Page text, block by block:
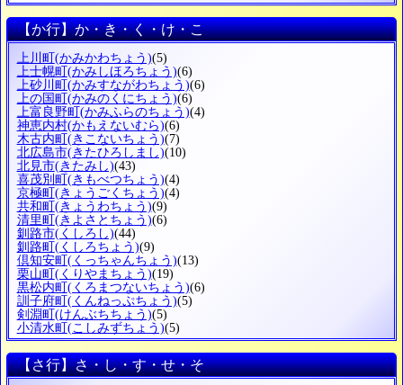
【か行】か・き・く・け・こ
上川町(かみかわちょう)(5)
上士幌町(かみしほろちょう)(6)
上砂川町(かみすながわちょう)(6)
上の国町(かみのくにちょう)(6)
上富良野町(かみふらのちょう)(4)
神恵内村(かもえないむら)(6)
木古内町(きこないちょう)(7)
北広島市(きたひろしまし)(10)
北見市(きたみし)(43)
喜茂別町(きもべつちょう)(4)
京極町(きょうごくちょう)(4)
共和町(きょうわちょう)(9)
清里町(きよさとちょう)(6)
釧路市(くしろし)(44)
釧路町(くしろちょう)(9)
倶知安町(くっちゃんちょう)(13)
栗山町(くりやまちょう)(19)
黒松内町(くろまつないちょう)(6)
訓子府町(くんねっぷちょう)(5)
剣淵町(けんぶちちょう)(5)
小清水町(こしみずちょう)(5)
【さ行】さ・し・す・せ・そ